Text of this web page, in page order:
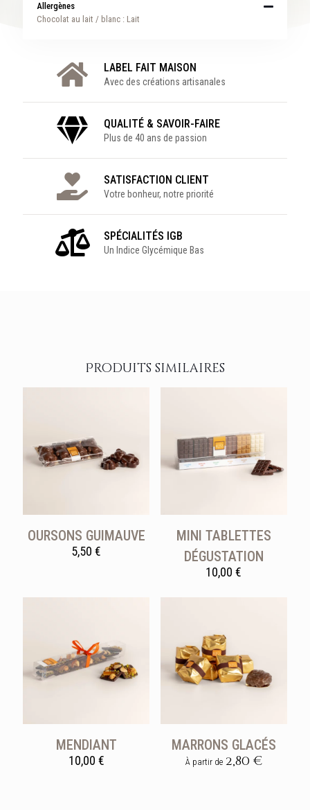
Allergènes
Chocolat au lait / blanc : Lait
LABEL FAIT MAISON
Avec des créations artisanales
QUALITÉ & SAVOIR-FAIRE
Plus de 40 ans de passion
SATISFACTION CLIENT
Votre bonheur, notre priorité
SPÉCIALITÉS IGB
Un Indice Glycémique Bas
Produits similaires
OURSONS GUIMAUVE
5,50€
MINI TABLETTES
DÉGUSTATION
10,00€
MENDIANT
10,00 €
MARRONS GLACÉS
À partir de 2,80 €